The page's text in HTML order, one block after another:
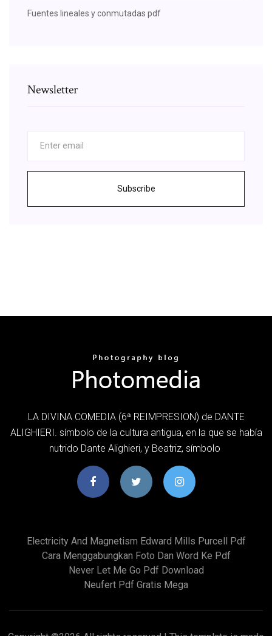
Fuentes lineales y conmutadas pdf
Newsletter
Subscribe
LA DIVINA COMEDIA (6ª REIMPRESION) de DANTE
ALIGHIERI. símbolo de la cultura antigua, en la que se había
nutrido Dante Alighieri, y Beatriz, símbolo
Electricity And Magnetism Edward Mills Purcell Pdf
Cara Menggabungkan Foto Dan Word Ke Pdf
Never Let Me Go Pdf Download
Neufert Pdf Gratis Mega